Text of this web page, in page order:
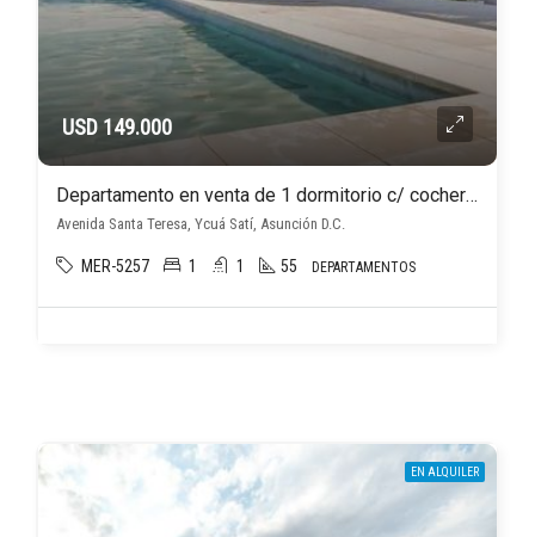
USD 149.000
Departamento en venta de 1 dormitorio c/ cochera en Ycuá Satí
Avenida Santa Teresa, Ycuá Satí, Asunción D.C.
MER-5257 1 1 55 DEPARTAMENTOS
EN ALQUILER